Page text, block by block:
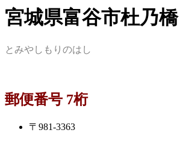
宮城県富谷市杜乃橋
とみやしもりのはし
郵便番号 7桁
〒981-3363